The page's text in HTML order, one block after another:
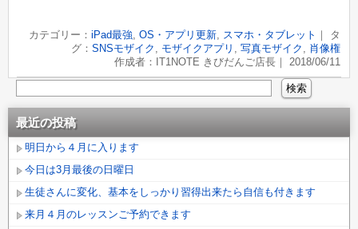
カテゴリー： iPad最強 OS・アプリ更新, スマホ・タブレット ｜ タ
グ： SNSモザイク モザイクアプリ 写真モザイク
肖像権
作成者：IT1NOTE きびだんご店長｜ 2018/06/11
最近の投稿
明日から４月に入ります
今日は3月最後の日曜日
生徒さんに変化、基本をしっかり習得出来たら自信も付きます
来月４月のレッスンご予約できます